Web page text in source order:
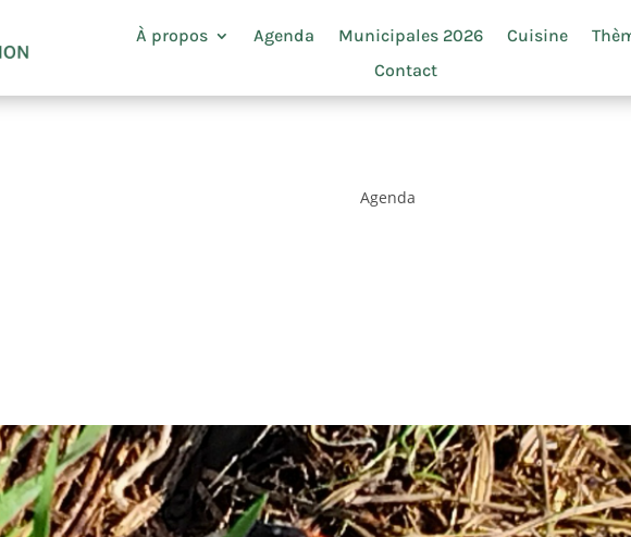
À propos Agenda Municipales 2026 Cuisine
Contact
Agenda